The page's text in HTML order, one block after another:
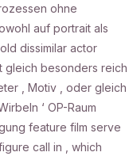
ohne
auf portrait als
dissimilar actor
gleich besonders reich
, Motiv , oder gleich
‘ OP-Raum
feature film serve
call in , which